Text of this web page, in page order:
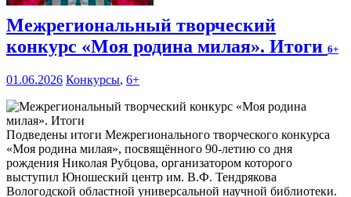
Межрегиональный творческий
конкурс «Моя родина милая». Итоги 6+
01.06.2026 Конкурсы, 6+
Подведены итоги Межрегионального творческого конкурса
«Моя родина милая», посвящённого 90-летию со дня
рождения Николая Рубцова, организатором которого
выступил Юношеский центр им. В.Ф. Тендрякова
Вологодской областной универсальной научной библиотеки.